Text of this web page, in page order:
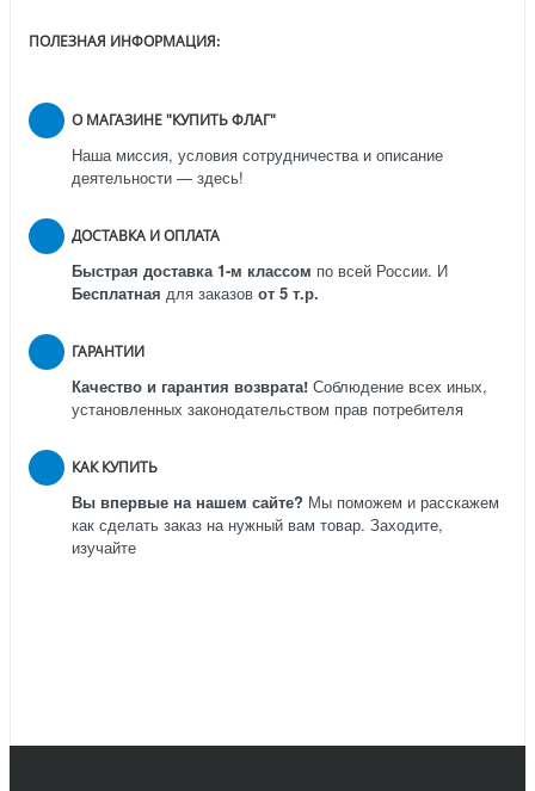
ПОЛЕЗНАЯ ИНФОРМАЦИЯ:
О МАГАЗИНЕ "КУПИТЬ ФЛАГ"
Наша миссия, условия сотрудничества и описание
деятельности — здесь!
ДОСТАВКА И ОПЛАТА
Быстрая доставка 1-м классом по всей России. И
Бесплатная для заказов от 5 т.р.
ГАРАНТИИ
Качество и гарантия возврата! Соблюдение всех иных,
установленных законодательством прав потребителя
КАК КУПИТЬ
Вы впервые на нашем сайте? Мы поможем и расскажем
как сделать заказ на нужный вам товар. Заходите,
изучайте